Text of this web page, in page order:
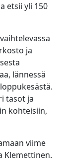
etsii yli 150
ja
lännessä
tasot ja
kohteisiin,
viime
Klemettinen.